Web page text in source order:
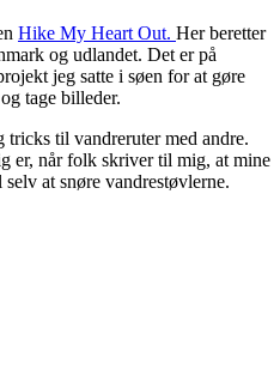
Hike My Heart Out. Her beretter
og udlandet. Det er på
jeg satte i søen for at gøre
tage billeder.
tricks til vandreruter med andre.
er, når folk skriver til mig, at mine
at snøre vandrestøvlerne.